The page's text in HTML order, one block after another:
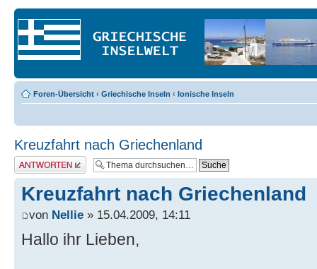
Foren-Übersicht ‹ Griechische Inseln ‹ Ionische Inseln
Kreuzfahrt nach Griechenland
Antwort erstellen
Kreuzfahrt nach Griechenland
von Nellie » 15.04.2009, 14:11
Hallo ihr Lieben,